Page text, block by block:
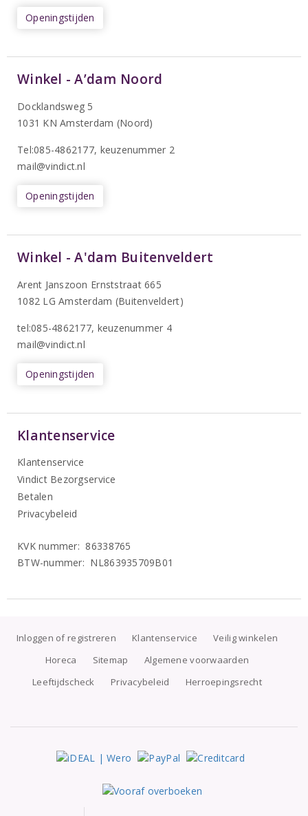
Openingstijden
Winkel - A’dam Noord
Docklandsweg 5
1031 KN Amsterdam (Noord)
Tel:085-4862177, keuzenummer 2
mail@vindict.nl
Openingstijden
Winkel - A'dam Buitenveldert
Arent Janszoon Ernststraat 665
1082 LG Amsterdam (Buitenveldert)
tel:085-4862177, keuzenummer 4
mail@vindict.nl
Openingstijden
Klantenservice
Klantenservice
Vindict Bezorgservice
Betalen
Privacybeleid
KVK nummer: 86338765
BTW-nummer: NL863935709B01
Inloggen of registreren Klantenservice
Veilig winkelen
Horeca
Sitemap
Algemene voorwaarden
Leeftijdscheck
Privacybeleid Herroepingsrecht